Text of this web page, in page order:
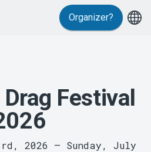
Organizer?
Festival
2026 – Sunday, July